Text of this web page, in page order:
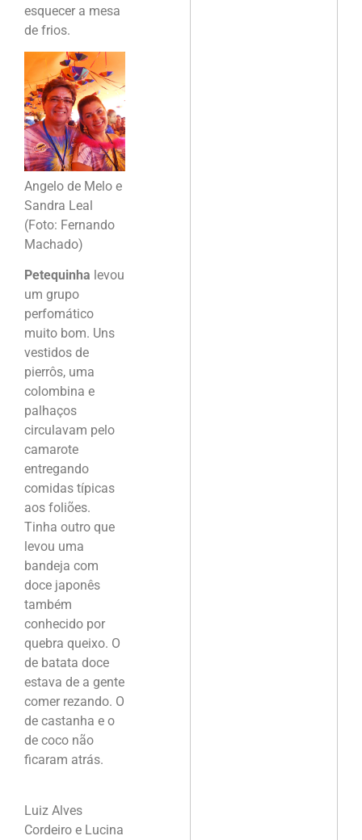
esquecer a mesa
de frios.
Angelo de Melo e
Sandra Leal
(Foto: Fernando
Machado)
Petequinha levou
um grupo
perfomático
muito bom. Uns
vestidos de
pierrôs, uma
colombina e
palhaços
circulavam pelo
camarote
entregando
comidas típicas
aos foliões.
Tinha outro que
levou uma
bandeja com
doce japonês
também
conhecido por
quebra queixo. O
de batata doce
estava de a gente
comer rezando. O
de castanha e o
de coco não
ficaram atrás.
Luiz Alves
Cordeiro e Lucina